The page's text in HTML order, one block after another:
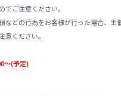
でご注意ください。
などの行為をお客様が行った場合、主
意ください。
～(予定)